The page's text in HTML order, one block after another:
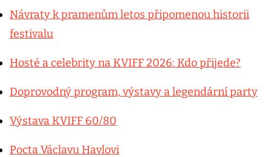
Návraty k pramenům letos připomenou historii
festivalu
Hosté a celebrity na KVIFF 2026: Kdo přijede?
Doprovodný program, výstavy a legendární party
Výstava KVIFF 60/80
Pocta Václavu Havlovi